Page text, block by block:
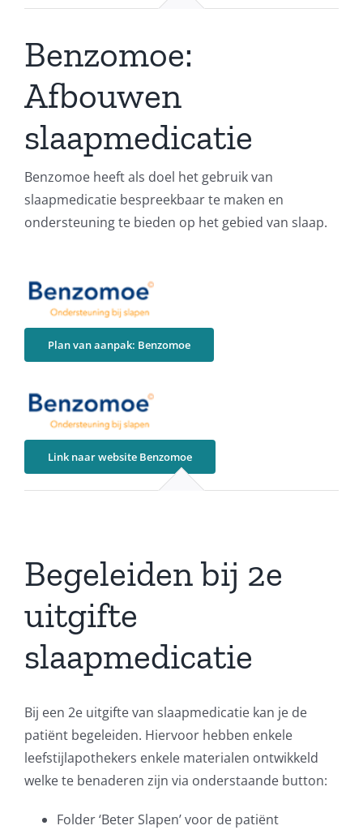
Benzomoe:
Afbouwen
slaapmedicatie
Benzomoe heeft als doel het gebruik van
slaapmedicatie bespreekbaar te maken en
ondersteuning te bieden op het gebied van slaap.
Plan van aanpak: Benzomoe
Link naar website Benzomoe
Begeleiden bij 2e
uitgifte
slaapmedicatie
Bij een 2e uitgifte van slaapmedicatie kan je de
patiënt begeleiden. Hiervoor hebben enkele
leefstijlapothekers enkele materialen ontwikkeld
welke te benaderen zijn via onderstaande button:
Folder ‘Beter Slapen’ voor de patiënt